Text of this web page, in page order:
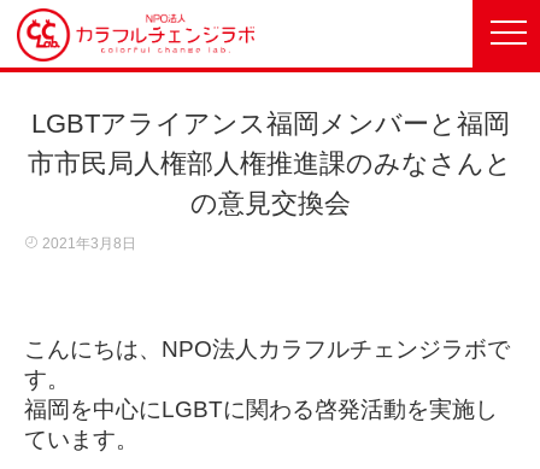
LGBTアライアンス福岡メンバーと福岡
市市民局人権部人権推進課のみなさんと
の意見交換会
2021年3月8日
こんにちは、NPO法人カラフルチェンジラボで
す。
福岡を中心にLGBTに関わる啓発活動を実施し
ています。